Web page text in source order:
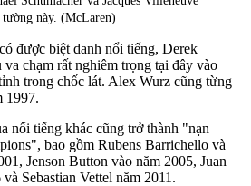
này. (McLaren)
được biệt danh nổi tiếng, Derek
chạm rất nghiêm trọng tại đây vào
trong chốc lát. Alex Wurz cũng từng
1997.
nổi tiếng khác cũng trở thành "nạn
bao gồm Rubens Barrichello và
Jenson Button vào năm 2005, Juan
Sebastian Vettel năm 2011.